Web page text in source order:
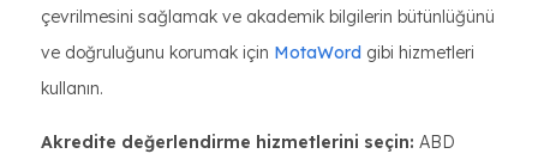
çevrilmesini sağlamak ve akademik bilgilerin bütünlüğünü
ve doğruluğunu korumak için MotaWord gibi hizmetleri
kullanın.
Akredite değerlendirme hizmetlerini seçin: ABD